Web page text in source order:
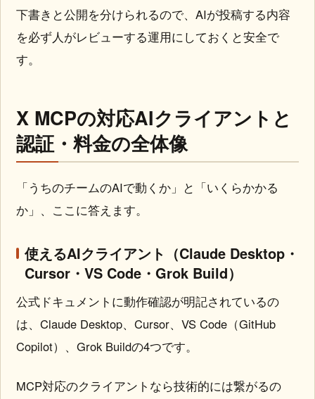
下書きと公開を分けられるので、AIが投稿する内容
を必ず人がレビューする運用にしておくと安全で
す。
X MCPの対応AIクライアントと
認証・料金の全体像
「うちのチームのAIで動くか」と「いくらかかる
か」、ここに答えます。
使えるAIクライアント（Claude Desktop・
Cursor・VS Code・Grok Build）
公式ドキュメントに動作確認が明記されているの
は、Claude Desktop、Cursor、VS Code（GitHub
Copilot）、Grok Buildの4つです。
MCP対応のクライアントなら技術的には繋がるの